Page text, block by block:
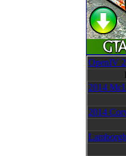
OpenIV
2014
2014